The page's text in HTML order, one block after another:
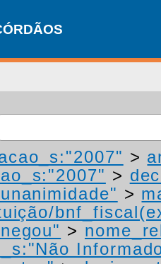
>
>
>
>